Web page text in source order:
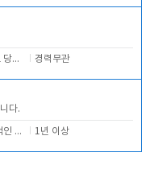
격일제 프론트 당번 업무로 주차 및 객실 점검 경력무관
다.
주차 및 전반적인 당번업무 1년 이상